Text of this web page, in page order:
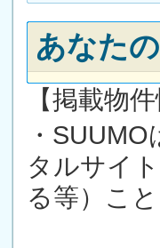
あなた
【掲載物
・
タルサイ
る等）こ